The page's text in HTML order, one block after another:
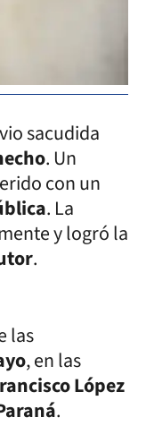
sacudida
. Un
con un
. La
y logró la
.
las
, en las
López
.